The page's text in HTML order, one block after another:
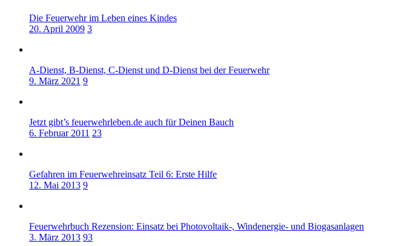
Die Feuerwehr im Leben eines Kindes
20. April 2009 3
A-Dienst, B-Dienst, C-Dienst und D-Dienst bei der Feuerwehr
9. März 2021 9
Jetzt gibt’s feuerwehrleben.de auch für Deinen Bauch
6. Februar 2011 23
Gefahren im Feuerwehreinsatz Teil 6: Erste Hilfe
12. Mai 2013 9
Feuerwehrbuch Rezension: Einsatz bei Photovoltaik-, Windenergie- und Biogasanlagen
3. März 2013 93